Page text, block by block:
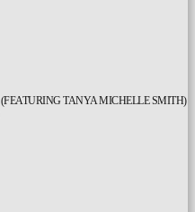
TANYA MICHELLE SMITH)